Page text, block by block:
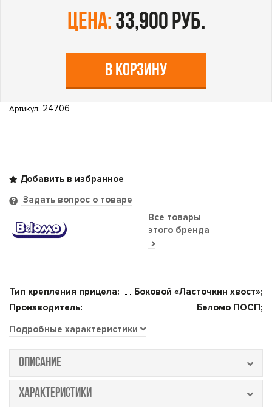
цена: 33,900 руб.
В КОРЗИНУ
Артикул: 24706
Все товары
этого бренда
Задать вопрос о товаре
Тип крепления прицела:
Боковой «Ласточкин хвост»;
Производитель:
Беломо ПОСП;
Подробные характеристики
ОПИСАНИЕ
ХАРАКТЕРИСТИКИ